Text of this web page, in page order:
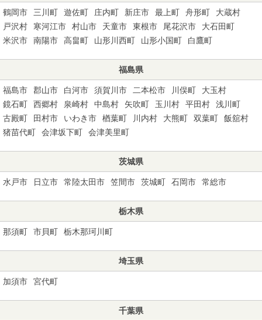
鶴岡市 三川町 遊佐町 庄内町 新庄市 最上町 舟形町
大蔵村
戸沢村
寒河江市 村山市 天童市 東根市 尾花沢市
大石田町
米沢市
南陽市 高畠町 山形川西町 山形小国町 白鷹町
福島県
福島市 郡山市 白河市 須賀川市 二本松市 川俣町
大玉村
鏡石町
西郷村 泉崎村 中島村 矢吹町 玉川村 平田村
浅川町
古殿町
田村市 いわき市 楢葉町 川内村 大熊町 双葉町
飯舘村
猪苗代町
会津坂下町 会津美里町
茨城県
水戸市 日立市 常陸太田市 笠間市 茨城町 石岡市 常総市
栃木県
那須町 市貝町 栃木那珂川町
埼玉県
加須市 宮代町
千葉県